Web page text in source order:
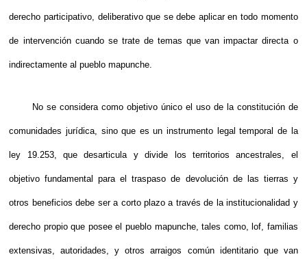
derecho participativo, deliberativo que se debe aplicar en todo momento
de intervención cuando se trate de temas que van impactar directa o
indirectamente al pueblo mapunche.
No se considera como objetivo único el uso de la constitución de
comunidades jurídica, sino que es un instrumento legal temporal de la
ley 19.253, que desarticula y divide los territorios ancestrales, el
objetivo fundamental para el traspaso de devolución de las tierras y
otros beneficios debe ser a corto plazo a través de la institucionalidad y
derecho propio que posee el pueblo mapunche, tales como, lof, familias
extensivas, autoridades, y otros arraigos común identitario que van